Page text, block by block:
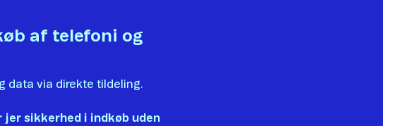
af telefoni og
data via direkte tildeling.
sikkerhed i indkøb uden